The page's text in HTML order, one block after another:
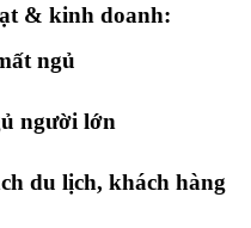
& kinh doanh:
ngủ
người lớn
du lịch, khách hàng